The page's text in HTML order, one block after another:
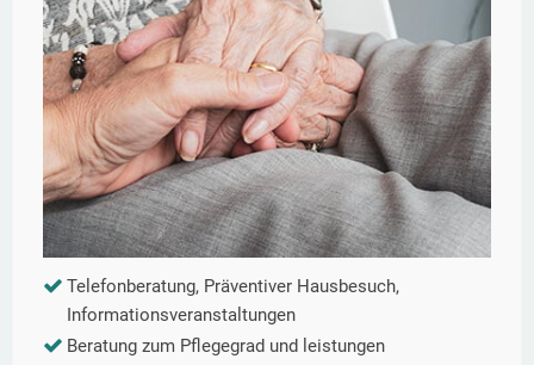
Telefonberatung, Präventiver Hausbesuch,
Informationsveranstaltungen
Beratung zum Pflegegrad und leistungen